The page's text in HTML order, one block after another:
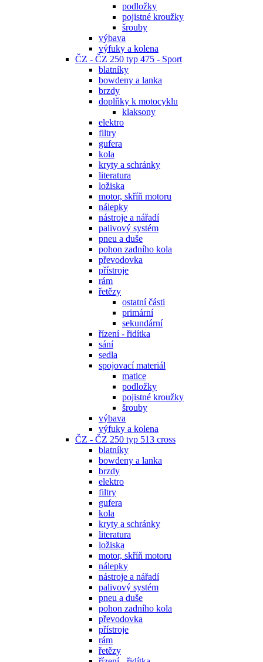
podložky
pojistné kroužky
šrouby
výbava
výfuky a kolena
ČZ - ČZ 250 typ 475 - Sport
blatníky
bowdeny a lanka
brzdy
doplňky k motocyklu
klaksony
elektro
filtry
gufera
kola
kryty a schránky
literatura
ložiska
motor, skříň motoru
nálepky
nástroje a nářadí
palivový systém
pneu a duše
pohon zadního kola
převodovka
přístroje
rám
řetězy
ostatní části
primární
sekundární
řízení - řidítka
sání
sedla
spojovací materiál
matice
podložky
pojistné kroužky
šrouby
výbava
výfuky a kolena
ČZ - ČZ 250 typ 513 cross
blatníky
bowdeny a lanka
brzdy
elektro
filtry
gufera
kola
kryty a schránky
literatura
ložiska
motor, skříň motoru
nálepky
nástroje a nářadí
palivový systém
pneu a duše
pohon zadního kola
převodovka
přístroje
rám
řetězy